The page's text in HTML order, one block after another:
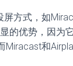
屏方式，如
的优势，因为
Miracast和